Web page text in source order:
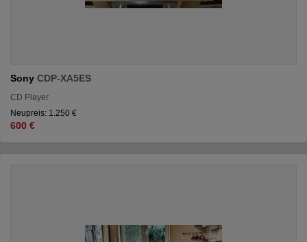
Sony CDP-XA5ES
CD Player
Neupreis: 1.250 €
600 €